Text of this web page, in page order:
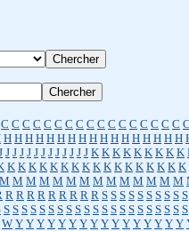
C C C C C C C C C C C C C C C C C C
H H H H H H H H H H H H H H H H H
J J J J J J J J J J J J K K K K K K K K K
K K K K K K K K K K K K K K K K K
M M M M M M M M M M M M M M
R R R R R R R R R S S S S S S S S S S
S S S S S S S S S S S S S S S S S S S S S
W Y Y Y Y Y Y Y Y Y Y Y Y Y Y Y Y